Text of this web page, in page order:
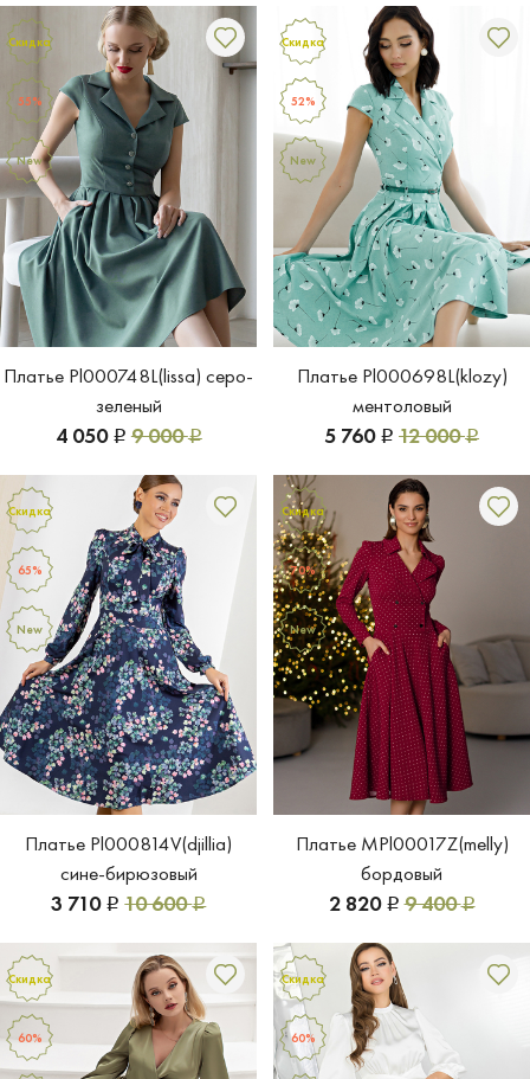
Платье Pl000748L(lissa) серо-
зеленый
4 050 Р 9 000Р
Скидка
55%
New
Платье Pl000698L(klozy)
ментоловый
5 760 Р 12 000Р
Скидка
52%
New
Платье Pl000814V(djillia)
сине-бирюзовый
3 710 Р 10 600Р
Скидка
65%
New
Платье MPl00017Z(melly)
бордовый
2 820 Р 9 400Р
Скидка
70%
New
Скидка
60%
Скидка
60%